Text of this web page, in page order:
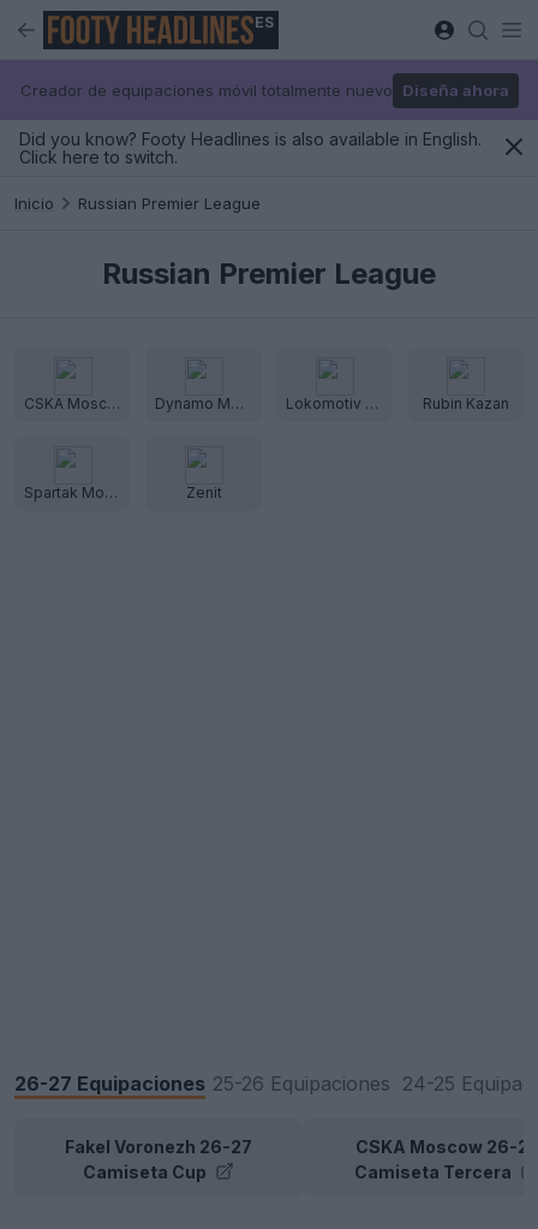
ES
Creador de equipaciones móvil totalmente nuevo Diseña ahora
Did you know? Footy Headlines is also available in English.
Click here to switch.
Inicio Russian Premier League
Russian Premier League
CSKA Moscow Dynamo Moscow Lokomotiv Moscow Rubin Kazan
Spartak Moscow Zenit
26-27 Equipaciones 25-26 Equipaciones 24-25
Fakel Voronezh 26-27
Camiseta Cup
CSKA Moscow 26-27
Camiseta Tercera